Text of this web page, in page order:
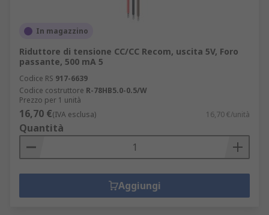
In magazzino
Riduttore di tensione CC/CC Recom, uscita 5V, Foro
passante, 500 mA 5
Codice RS 917-6639
Codice costruttore R-78HB5.0-0.5/W
Prezzo per 1 unità
16,70 €(IVA esclusa) 16,70 €/unità
Quantità
Aggiungi